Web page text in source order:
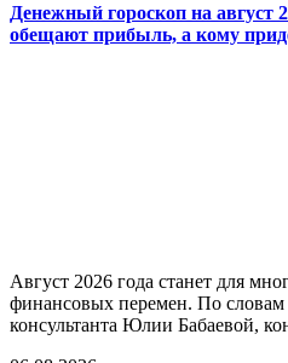
Денежный гороскоп на август
обещают прибыль, а кому
Август 2026 года станет для
финансовых перемен. По словам
консультанта Юлии Бабаевой,